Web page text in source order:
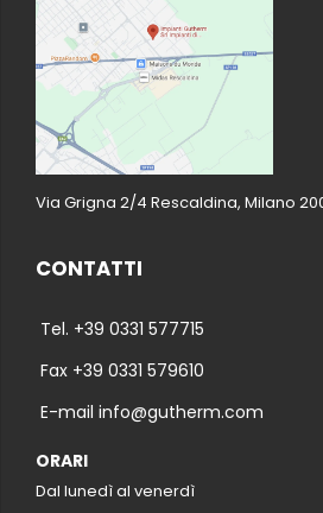
Via Grigna 2/4 Rescaldina, Milano
CONTATTI
Tel. +39 0331 577715
Fax +39 0331 579610
E-mail info@gutherm.com
ORARI
Dal lunedì al venerdì